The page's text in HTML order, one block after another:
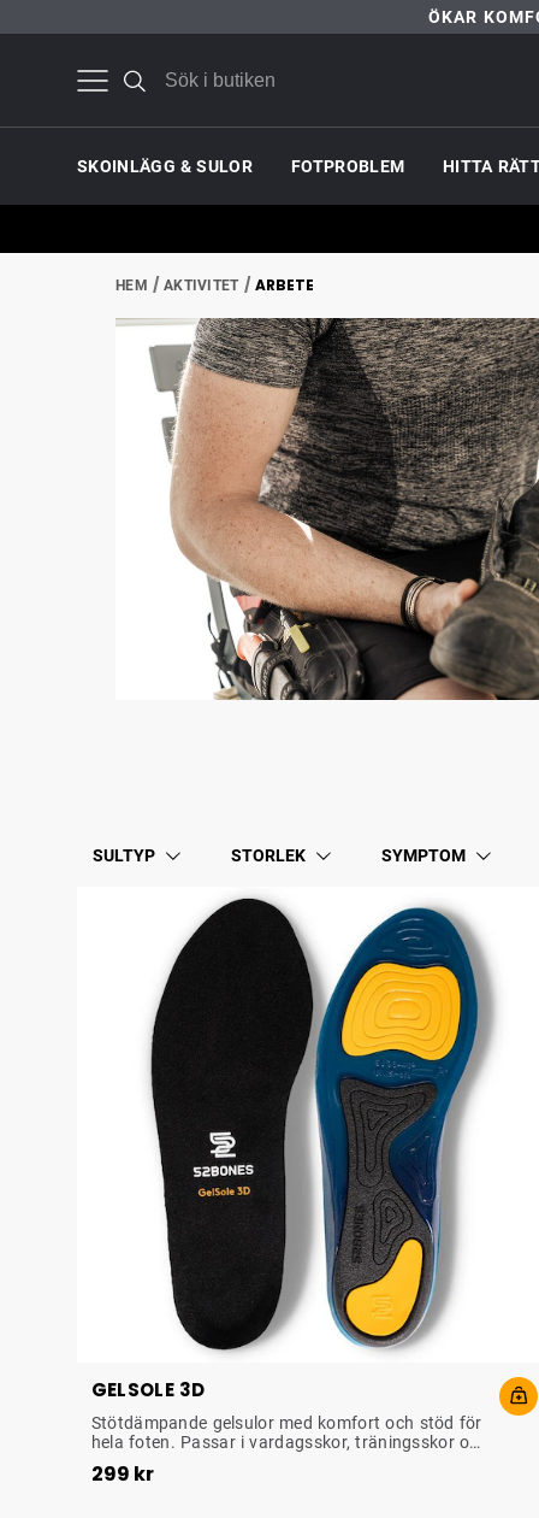
ÖKAR
SKOINLÄGG & SULOR FOTPROBLEM HITTA
HEM AKTIVITET ARBETE
SULTYP STORLEK SYMPTOM
GELSOLE 3D
STÖTDÄMPANDE GELSULA
Stötdämpande gelsulor med komfort och stöd för
hela foten. Passar i vardagsskor, träningsskor och
Pris: 299 kr
299 kr